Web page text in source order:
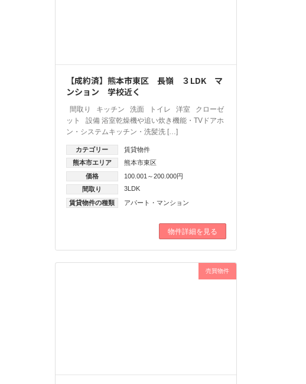
【成約済】熊本市東区 長嶺 ３LDK マ
ンション 学校近く
間取り キッチン 洗面 トイレ 洋室 クローゼ
ット 設備 浴室乾燥機や追い炊き機能・TVドアホ
ン・システムキッチン・洗髪洗 […]
カテゴリー
賃貸物件
熊本市エリア
熊本市東区
価格
100.001～200.000円
間取り
3LDK
賃貸物件の種類
アパート・マンション
物件詳細を見る
売買物件